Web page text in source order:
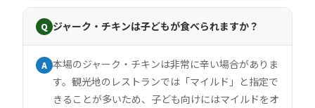
Q ジャーク・チキンは子どもが食べられますか？
A 本場のジャーク・チキンは非常に辛い場合がありま
す。観光地のレストランでは「マイルド」と指定で
きることが多いため、子ども向けにはマイルドをオ